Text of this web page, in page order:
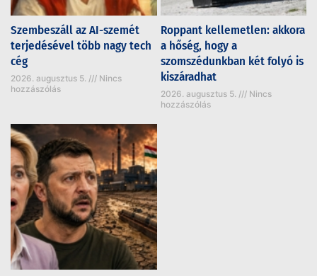
Szembeszáll az AI-szemét
terjedésével több nagy tech
cég
2026. augusztus 5.
Nincs
hozzászólás
Roppant kellemetlen: akkora
a hőség, hogy a
szomszédunkban két folyó is
kiszáradhat
2026. augusztus 5.
Nincs
hozzászólás